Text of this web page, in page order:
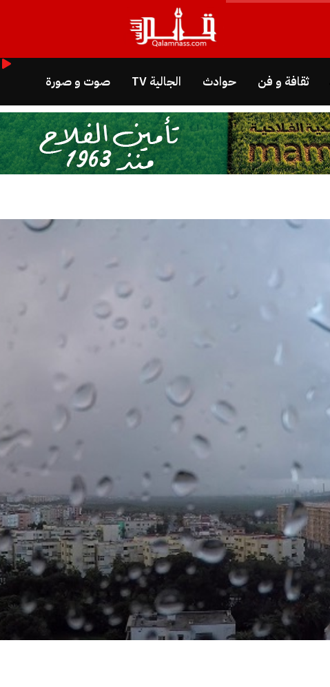
ثقافة و فن حوادث الجالية TV صوت و صورة